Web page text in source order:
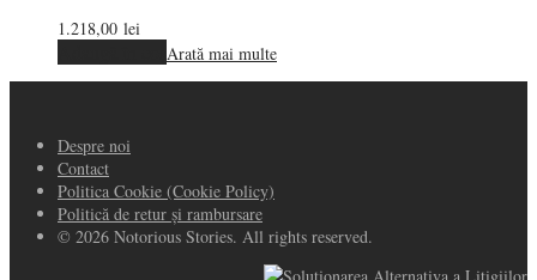
1.218,00 lei
Arată mai multe
Despre noi
Contact
Politica Cookie (Cookie Policy)
Politică de retur și rambursare
© 2026 Notorious Stories. All rights reserved.